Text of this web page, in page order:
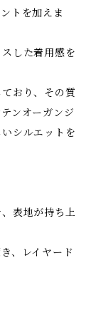
トを加えま
した着用感を
おり、その質
ンオーガンジ
シルエットを
表地が持ち上
、レイヤード